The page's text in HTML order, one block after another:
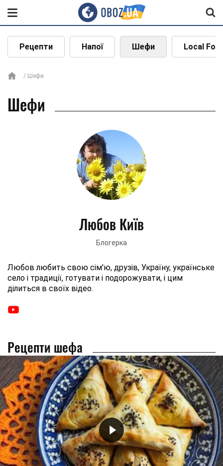
Рецепти Напої Шефи Local
Шефи
Шефи
Любов Київ
Блогерка
Любов любить свою сім'ю, друзів, Україну, українське
село і традиції, готувати і подорожувати, і цим
ділиться в своїх відео.
Рецепти шефа